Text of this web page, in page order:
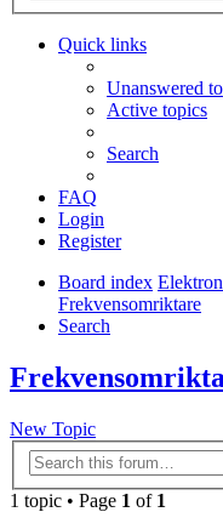
Quick links
Unanswered
Active topics
Search
FAQ
Login
Register
Board index
Frekvensomriktare
Search
New Topic
1 topic • Page 1 of 1